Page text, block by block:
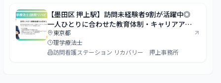
【墨田区 押上駅】訪問未経験者9割が活躍中◎
一人ひとりに合わせた教育体制・キャリアアッ
プできる環境を整えています！
東京都
理学療法士
訪問看護ステーション リカバリー 押上事務所